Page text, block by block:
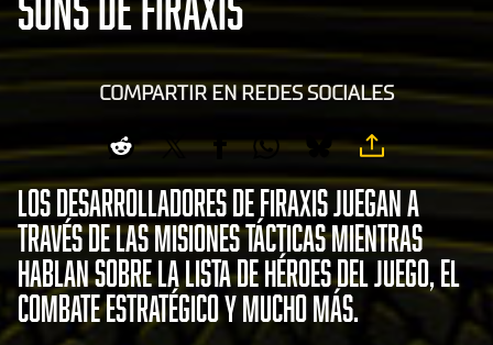
COMPARTIR EN REDES SOCIALES
Los desarrolladores de Firaxis juegan a
través de las Misiones Tácticas mientras
hablan sobre la lista de héroes del juego, el
combate estratégico y mucho más.